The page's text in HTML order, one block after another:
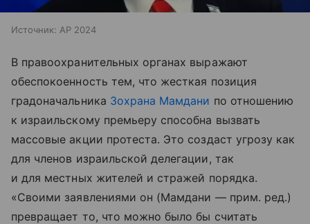
Источник: AP 2024
В правоохранительных органах выражают
обеспокоенность тем, что жесткая позиция
градоначальника Зохрана Мамдани по отношению
к израильскому премьеру способна вызвать
массовые акции протеста. Это создаст угрозу как
для членов израильской делегации, так
и для местных жителей и стражей порядка.
«Своими заявлениями он (Мамдани — прим. ред.)
превращает то, что можно было бы считать